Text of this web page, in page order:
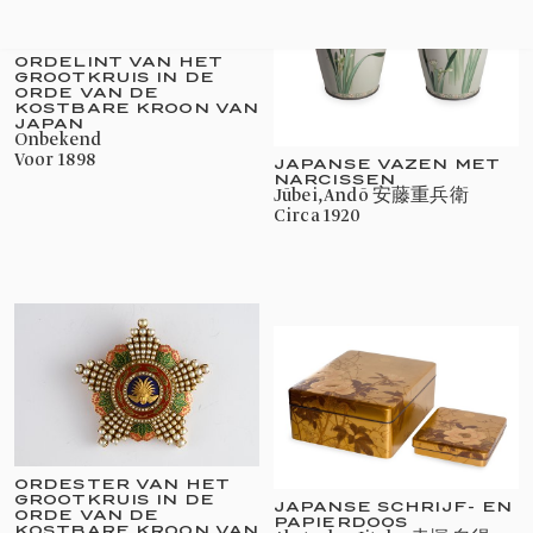
ORDELINT VAN HET
GROOTKRUIS IN DE
ORDE VAN DE
KOSTBARE KROON VAN
JAPAN
onbekend
voor 1898
JAPANSE VAZEN MET
NARCISSEN
Jūbei, Andō 安藤重兵衛
circa 1920
ORDESTER VAN HET
GROOTKRUIS IN DE
ORDE VAN DE
JAPANSE SCHRIJF- EN
PAPIERDOOS